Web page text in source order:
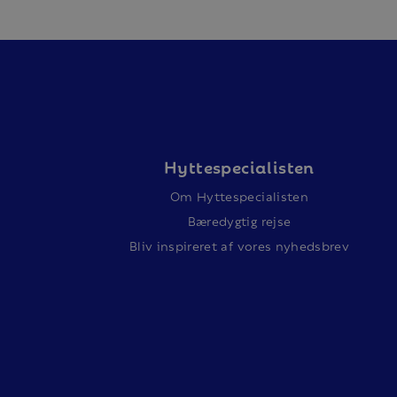
Hyttespecialisten
Om Hyttespecialisten
Bæredygtig rejse
Bliv inspireret af vores nyhedsbrev